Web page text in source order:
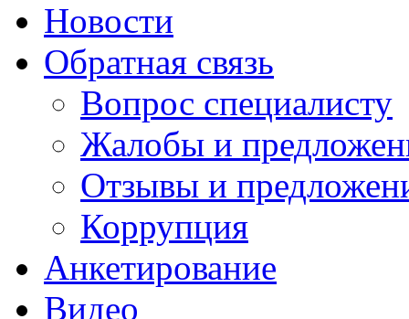
Новости
Обратная связь
Вопрос специалисту
Жалобы и
Отзывы и
Коррупция
Анкетирование
Видео